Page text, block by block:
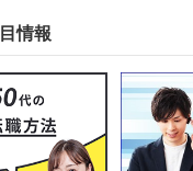
位「神奈川県」（
位「埼玉県」（4263
位「沖縄県」（396人
5位「大阪府」（3922
情報